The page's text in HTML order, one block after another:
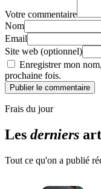
Votre commentaire
Nom
Email
Site web (optionnel)
Enregistrer mon
prochaine fois.
Publier le commentaire
Frais du jour
Les derniers
Tout ce qu'on a publié